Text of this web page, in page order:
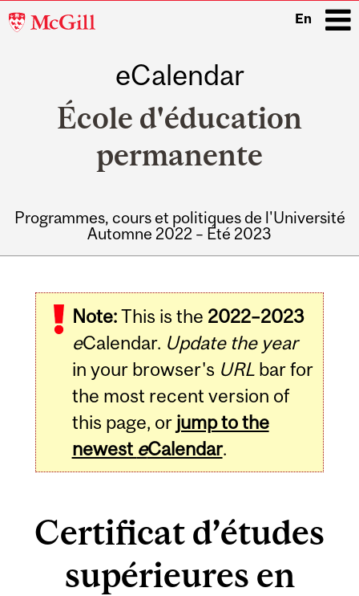
McGill
En
eCalendar
École d'éducation
permanente
Programmes, cours et politiques de l'Université
Automne 2022 – Été 2023
Note:This is the 2022–2023
eCalendar. Update the year
in your browser's URLbar for
the most recent version of
this page, or jump to the
newest eCalendar.
Certificat d’études
supérieures en